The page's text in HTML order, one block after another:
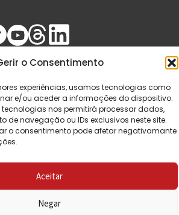
o Consentimento
experiências, usamos tecnologias como
e/ou aceder a informações do dispositivo.
nos permitirá processar dados,
de navegação ou IDs exclusivos neste site.
o consentimento pode afetar negativamante
Aceitar
Negar
Saída de Emergência. Todos os
direitos reservados.